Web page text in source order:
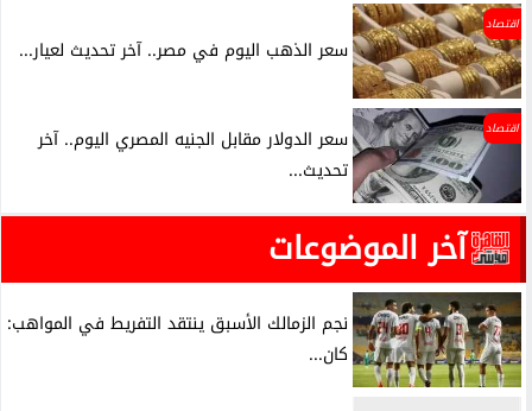
اقتصاد
سعر الذهب اليوم في مصر.. آخر تحديث لعيار...
اقتصاد
سعر الدولار مقابل الجنيه المصري اليوم.. آخر
تحديث...
آخر الموضوعات
نجم الزمالك الأسبق ينتقد التفريط في المواهب:
كان...